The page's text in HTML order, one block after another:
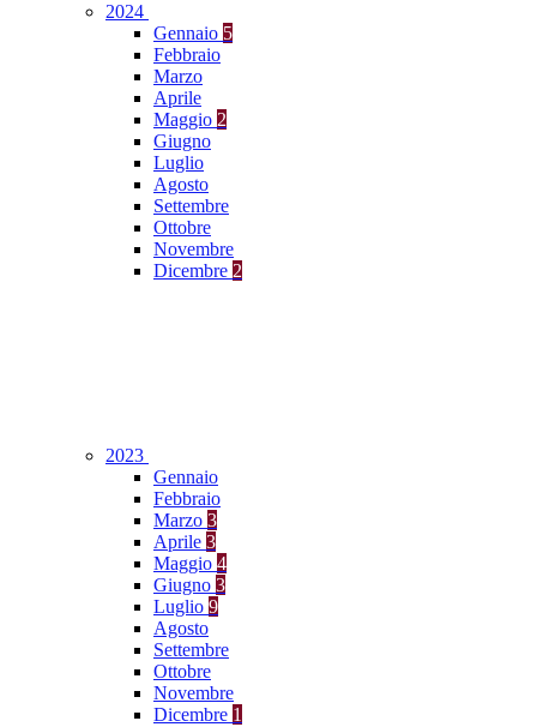
2024
Gennaio 5
Febbraio
Marzo
Aprile
Maggio 2
Giugno
Luglio
Agosto
Settembre
Ottobre
Novembre
Dicembre 2
2023
Gennaio
Febbraio
Marzo 3
Aprile 3
Maggio 4
Giugno 3
Luglio 9
Agosto
Settembre
Ottobre
Novembre
Dicembre 1